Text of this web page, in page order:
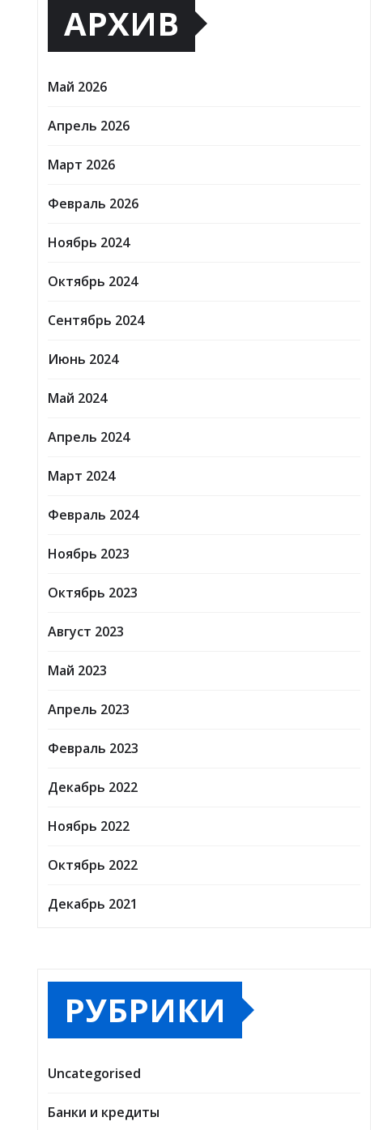
АРХИВ
Май 2026
Апрель 2026
Март 2026
Февраль 2026
Ноябрь 2024
Октябрь 2024
Сентябрь 2024
Июнь 2024
Май 2024
Апрель 2024
Март 2024
Февраль 2024
Ноябрь 2023
Октябрь 2023
Август 2023
Май 2023
Апрель 2023
Февраль 2023
Декабрь 2022
Ноябрь 2022
Октябрь 2022
Декабрь 2021
РУБРИКИ
Uncategorised
Банки и кредиты